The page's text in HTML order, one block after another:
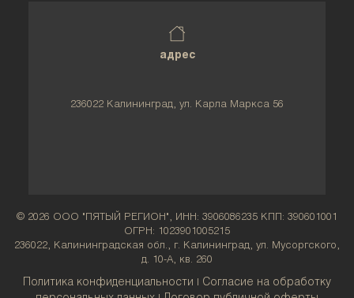
адрес
236022 Калининград, ул. Карла Маркса 56
© 2026 ООО "ПЯТЫЙ РЕГИОН", ИНН: 3906086235 КПП: 390601001
ОГРН: 1023901005215
236022, Калининградская обл., г. Калининград, ул. Мусоргского,
д. 10-А, кв. 260
Политика конфиденциальности
Согласие на обработку